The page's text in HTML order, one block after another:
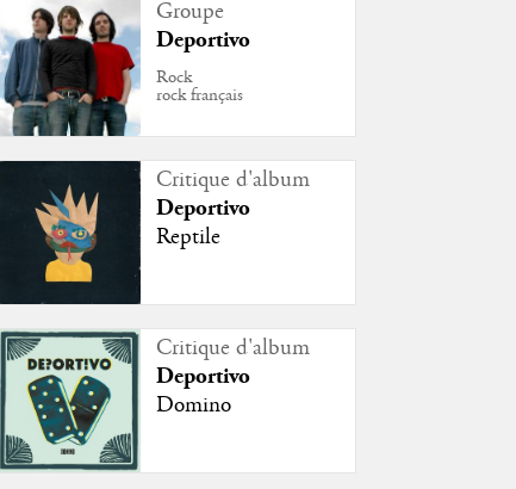
Groupe
Deportivo
Rock
rock français
Critique d'album
Deportivo
Reptile
Critique d'album
Deportivo
Domino